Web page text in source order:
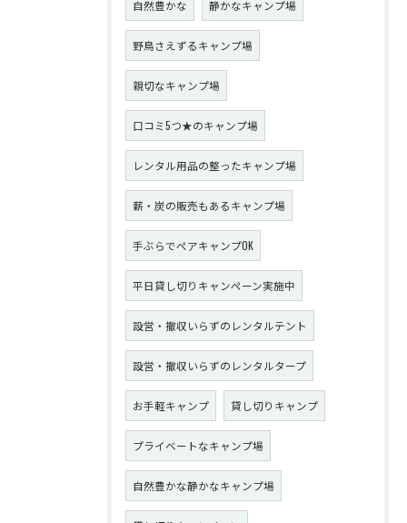
自然豊かな 静かなキャンプ場
野鳥さえずるキャンプ場
親切なキャンプ場
口コミ5つ★のキャンプ場
レンタル用品の整ったキャンプ場
薪・炭の販売もあるキャンプ場
手ぶらでペアキャンプOK
平日貸し切りキャンペーン実施中
設営・撤収いらずのレンタルテント
設営・撤収いらずのレンタルタープ
お手軽キャンプ 貸し切りキャンプ
プライベートなキャンプ場
自然豊かな静かなキャンプ場